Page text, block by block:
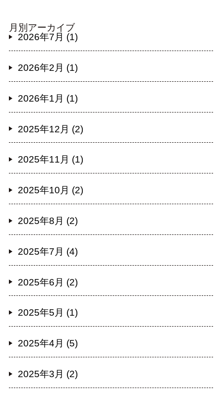
月別アーカイブ
2026年7月 (1)
2026年2月 (1)
2026年1月 (1)
2025年12月 (2)
2025年11月 (1)
2025年10月 (2)
2025年8月 (2)
2025年7月 (4)
2025年6月 (2)
2025年5月 (1)
2025年4月 (5)
2025年3月 (2)